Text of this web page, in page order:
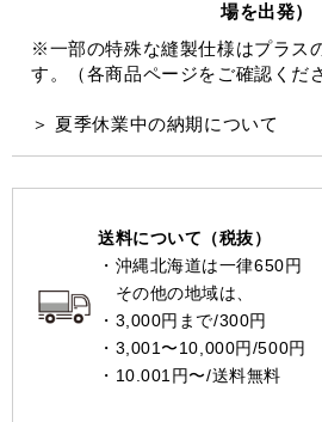
場を出発）
※一部の特殊な縫製仕様はプラス
す。（各商品ページをご確認くだ
＞ 夏季休業中の納期について
送料について（税抜）
・沖縄北海道は一律650円
その他の地域は、
・3,000円まで/300円
・3,001〜10,000円/500円
・10.001円〜/送料無料